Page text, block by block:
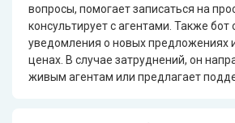
вопросы, помогает записаться на
консультирует с агентами. Также бот
уведомления о новых предложениях
ценах. В случае затруднений, он
живым агентам или предлагает